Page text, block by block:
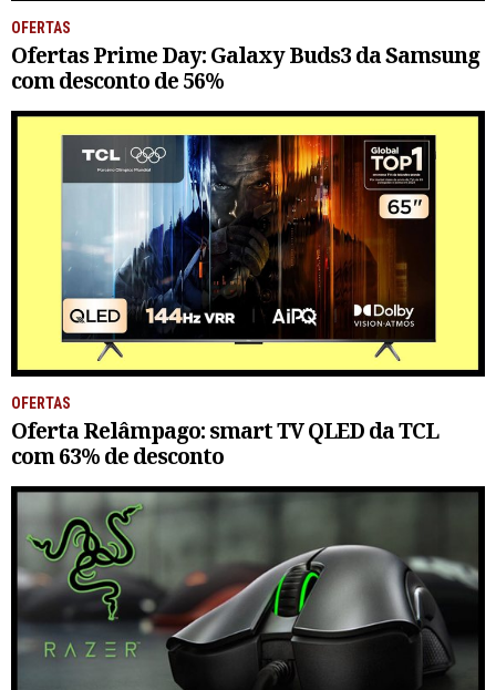
OFERTAS
Ofertas Prime Day: Galaxy Buds3 da Samsung
com desconto de 56%
OFERTAS
Oferta Relâmpago: smart TV QLED da TCL
com 63% de desconto